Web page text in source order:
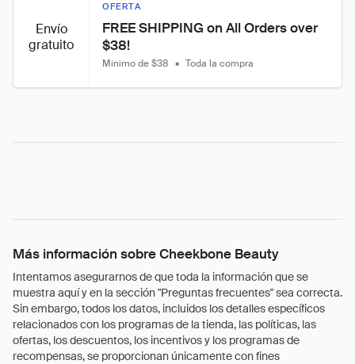
Envío
gratuito
OFERTA
FREE SHIPPING on All Orders over
$38!
Mínimo de $38 • Toda la compra
Más información sobre Cheekbone Beauty
Intentamos asegurarnos de que toda la información que se
muestra aquí y en la sección "Preguntas frecuentes" sea correcta.
Sin embargo, todos los datos, incluidos los detalles específicos
relacionados con los programas de la tienda, las políticas, las
ofertas, los descuentos, los incentivos y los programas de
recompensas, se proporcionan únicamente con fines